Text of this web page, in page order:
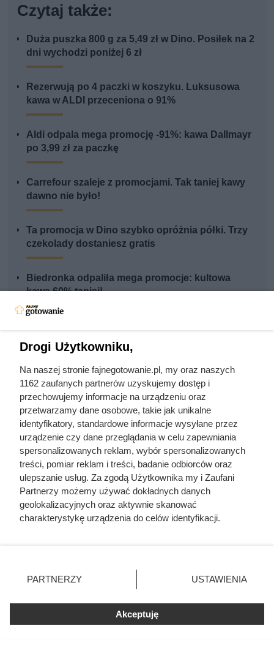
Czytaj także:
Duża puszka 800 g za 5,49 zł w Dino. Posiłek na 2
dni wychodzi poniżej 6 zł
Rezerwują po 4 paczki w koszyku. Luksusowa
kawa w ALDI przeceniona o 91%
Aldi odpala mega promocję -91%: kawa Dallmayr
po 3,99 zł za paczkę
Carrefour szaleje z promocjami. Tak taniej kawy
dawno nie było!
Ta promocja w Dino szybko opróżnia półki. Trzy
czekolady dostaniesz gratis
Biedronka odpaliła mega promocje: kultowa
kawa 60% taniej!
zaskoczeni
Drogi Użytkowniku,
Na naszej stronie fajnegotowanie.pl, my oraz naszych
1162 zaufanych partnerów uzyskujemy dostęp i
przechowujemy informacje na urządzeniu oraz
przetwarzamy dane osobowe, takie jak unikalne
identyfikatory, standardowe informacje wysyłane przez
urządzenie czy dane przeglądania w celu zapewniania
spersonalizowanych reklam, wybór spersonalizowanych
treści, pomiar reklam i treści, badanie odbiorców oraz
ulepszanie usług. Za zgodą Użytkownika my i Zaufani
Partnerzy możemy używać dokładnych danych
geolokalizacyjnych oraz aktywnie skanować
charakterystykę urządzenia do celów identyfikacji.
zmienić/wycofać klikając przycisk ustawień prywatności
znajdujący się w lewym dolnym rogu strony
rodzaje przetwarzania danych nie wymagają zgody
użytkownika, ale masz prawo sprzeciwić się takiemu
przetwarzaniu. Preferencje będą miały zastosowania tylko
PARTNERZY USTAWIENIA
Akceptuję